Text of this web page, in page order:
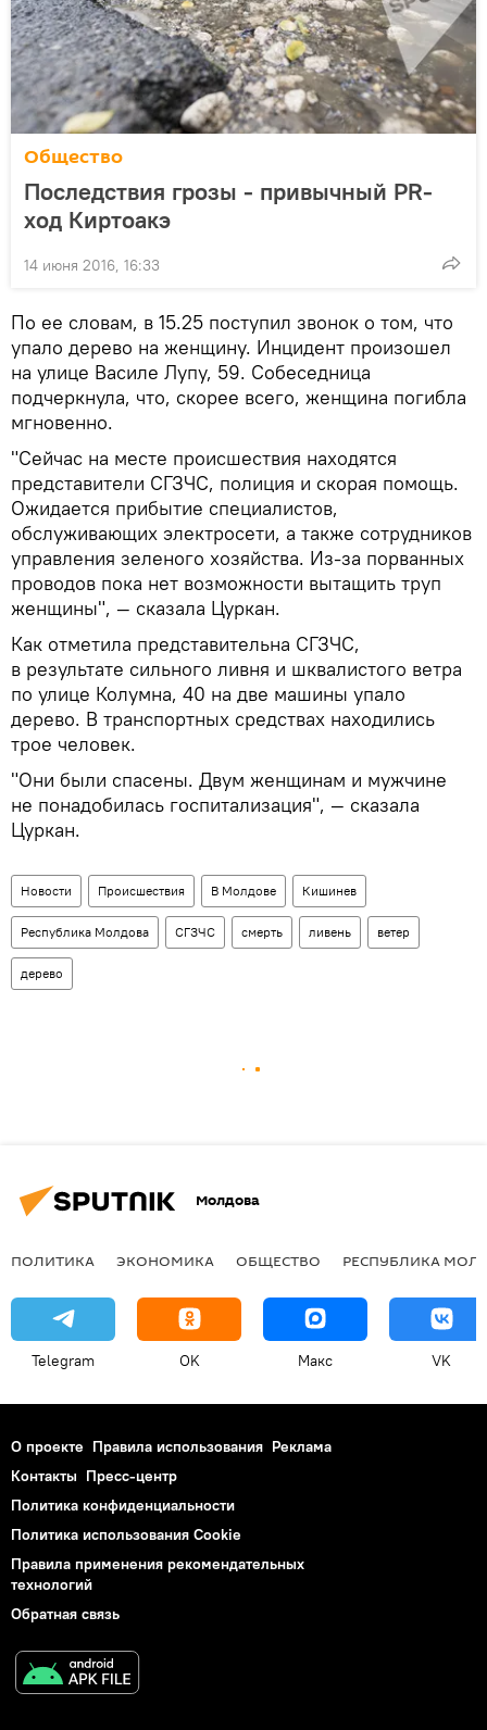
Общество
Последствия грозы - привычный PR-
ход Киртоакэ
14 июня 2016, 16:33
По ее словам, в 15.25 поступил звонок о том, что
упало дерево на женщину. Инцидент произошел
на улице Василе Лупу, 59. Собеседница
подчеркнула, что, скорее всего, женщина погибла
мгновенно.
"Сейчас на месте происшествия находятся
представители СГЗЧС, полиция и скорая помощь.
Ожидается прибытие специалистов,
обслуживающих электросети, а также сотрудников
управления зеленого хозяйства. Из-за порванных
проводов пока нет возможности вытащить труп
женщины", — сказала Цуркан.
Как отметила представительна СГЗЧС,
в результате сильного ливня и шквалистого ветра
по улице Колумна, 40 на две машины упало
дерево. В транспортных средствах находились
трое человек.
"Они были спасены. Двум женщинам и мужчине
не понадобилась госпитализация", — сказала
Цуркан.
Новости Происшествия В Молдове Кишинев
Республика Молдова СГЗЧС смерть ливень ветер
дерево
Молдова
ПОЛИТИКА ЭКОНОМИКА ОБЩЕСТВО РЕСПУБЛИКА
Telegram OK Макс VK
О проекте Правила использования Реклама
Контакты Пресс-центр
Политика конфиденциальности
Политика использования Cookie
Правила применения рекомендательных
технологий
Обратная связь